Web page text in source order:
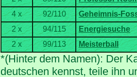
*(Hinter dem Namen): Der